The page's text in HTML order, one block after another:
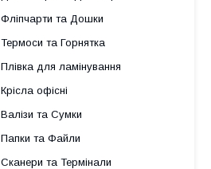
Фліпчарти та Дошки
Термоси та Горнятка
Плівка для ламінування
Крісла офісні
Валізи та Сумки
Папки та Файли
Сканери та Термінали